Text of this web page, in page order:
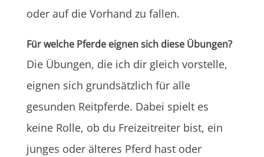
oder auf die Vorhand zu fallen.
Für welche Pferde eignen sich diese Übungen?
Die Übungen, die ich dir gleich vorstelle,
eignen sich grundsätzlich für alle
gesunden Reitpferde. Dabei spielt es
keine Rolle, ob du Freizeitreiter bist, ein
junges oder älteres Pferd hast oder